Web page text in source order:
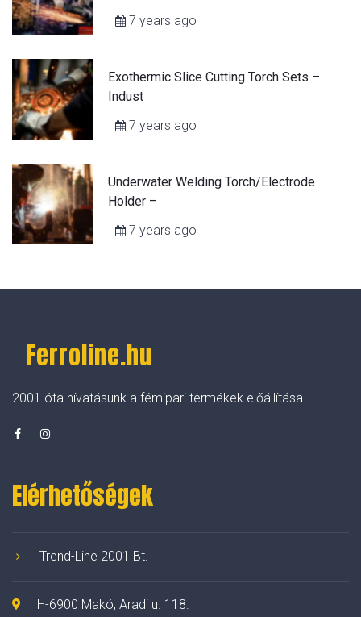
7 years ago
Exothermic Slice Cutting Torch Sets –
Indust
7 years ago
Underwater Welding Torch/Electrode
Holder –
7 years ago
Ferroline.hu
2001 óta hívatásunk a fémipari termékek előállítása.
Elérhetőségek
Trend-Line 2001 Bt.
H-6900 Makó, Aradi u. 118.